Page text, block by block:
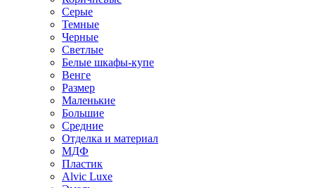
Серые
Темные
Черные
Светлые
Белые шкафы-купе
Венге
Размер
Маленькие
Большие
Средние
Отделка и материал
МДФ
Пластик
Alvic Luxe